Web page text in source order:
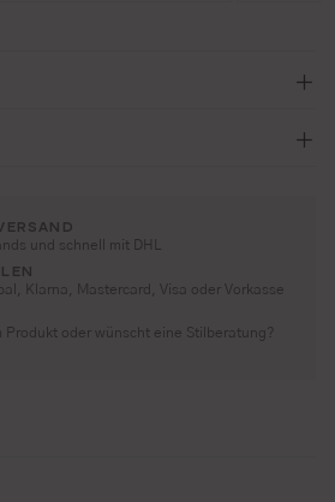
und schnell mit DHL
Klarna, Mastercard, Visa oder Vorkasse
Produkt oder wünscht eine Stilberatung?